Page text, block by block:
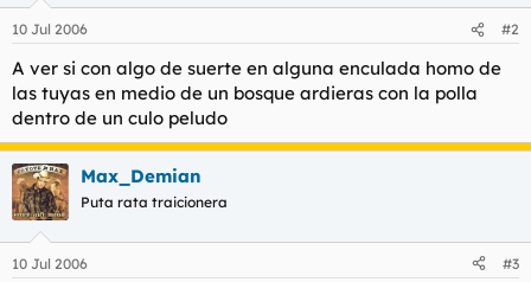
10 Jul 2006 #2
A ver si con algo de suerte en alguna enculada homo de
las tuyas en medio de un bosque ardieras con la polla
dentro de un culo peludo
Max_Demian
Puta rata traicionera
10 Jul 2006 #3